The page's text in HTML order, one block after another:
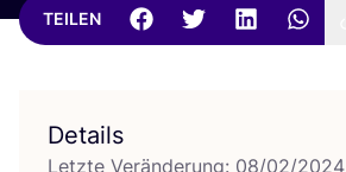
TEILEN
Details
Letzte Veränderung: 08/02/2024